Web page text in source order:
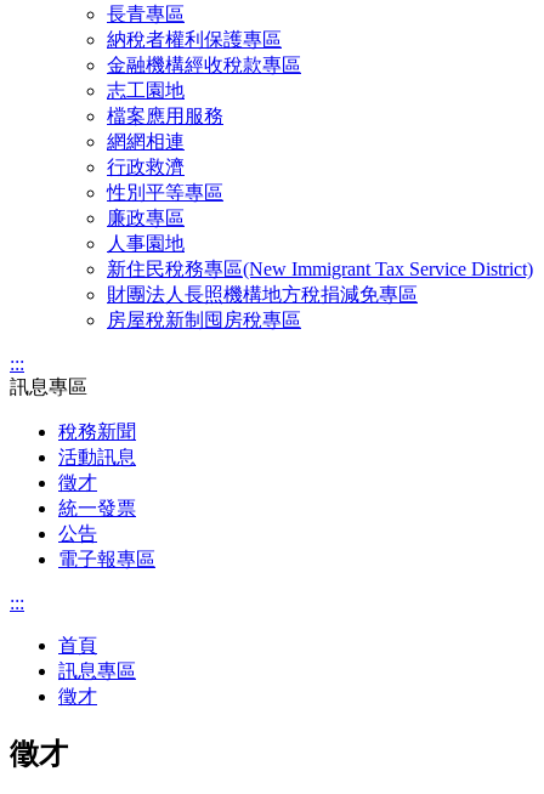
長青專區
納稅者權利保護專區
金融機構經收稅款專區
志工園地
檔案應用服務
網網相連
行政救濟
性別平等專區
廉政專區
人事園地
新住民稅務專區(New Immigrant Tax Service District)
財團法人長照機構地方稅捐減免專區
房屋稅新制囤房稅專區
:::
訊息專區
稅務新聞
活動訊息
徵才
統一發票
公告
電子報專區
:::
首頁
訊息專區
徵才
徵才